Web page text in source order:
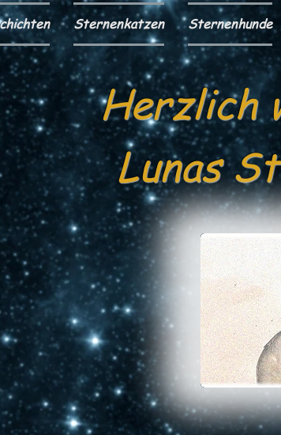
Sternenkatzen Sternenhunde
Herzlich
Lunas